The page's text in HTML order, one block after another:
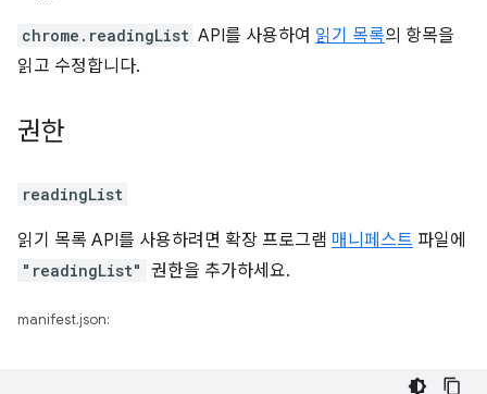
chrome.readingList API를 사용하여 읽기 목록의 항목을
읽고 수정합니다.
권한
readingList
읽기 목록 API를 사용하려면 확장 프로그램 매니페스트 파일에
"readingList" 권한을 추가하세요.
manifest.json: